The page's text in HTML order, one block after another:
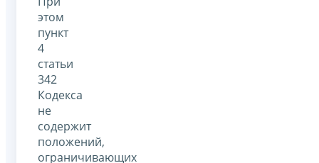
этом
пункт
4
статьи
342
Кодекса
не
содержит
положений,
ограничивающих